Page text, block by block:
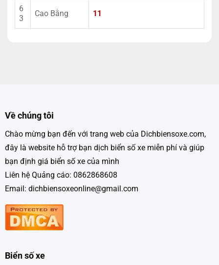
6
3
Cao Bằng 11
Về chúng tôi
Chào mừng bạn đến với trang web của Dichbiensoxe.com,
đây là website hỗ trợ bạn dịch biển số xe miễn phí và giúp
bạn định giá biển số xe của mình
Liên hệ Quảng cáo: 0862868608
Email: dichbiensoxeonline@gmail.com
Biển số xe